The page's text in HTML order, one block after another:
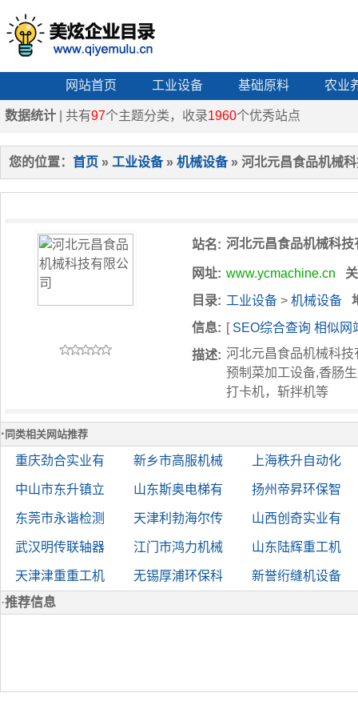
网站首页 工业设备 基础原料 农业
数据统计 | 共有97个主题分类，收录1960个优秀站点
您的位置： 首页 » 工业设备» 机械设备» 河北元昌食品机械
站名: 河北元昌食品机械科技
网址: www.ycmachine.cn
目录: 工业设备 > 机械设备
信息: [ SEO综合查询 相似网
描述: 河北元昌食品机械科
预制菜加工设备,香肠
打卡机，斩拌机等
· 同类相关网站推荐
重庆劲合实业有 新乡市高服机械 上海秩升自动化
中山市东升镇立 山东斯奥电梯有 扬州帝昇环保智
东莞市永谐检测 天津利勃海尔传 山西创奇实业有
武汉明传联轴器 江门市鸿力机械 山东陆辉重工机
天津津重重工机 无锡厚浦环保科
新誉绗缝机设备
·推荐信息